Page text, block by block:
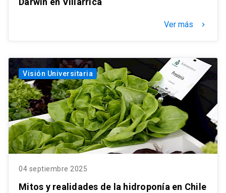
Ver más keyboard_arrow_right
Visión Universitaria
04 septiembre 2025
Mitos y realidades de la hidroponía en Chile